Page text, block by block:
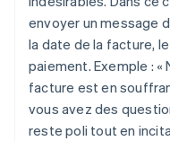
envoyer un message
la date de la facture,
paiement. Exemple :
facture est en
vous avez des
reste poli tout en